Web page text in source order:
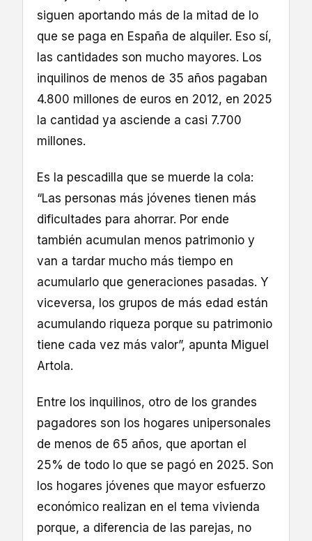
siguen aportando más de la mitad de lo
que se paga en España de alquiler. Eso sí,
las cantidades son mucho mayores. Los
inquilinos de menos de 35 años pagaban
4.800 millones de euros en 2012, en 2025
la cantidad ya asciende a casi 7.700
millones.
Es la pescadilla que se muerde la cola:
“Las personas más jóvenes tienen más
dificultades para ahorrar. Por ende
también acumulan menos patrimonio y
van a tardar mucho más tiempo en
acumularlo que generaciones pasadas. Y
viceversa, los grupos de más edad están
acumulando riqueza porque su patrimonio
tiene cada vez más valor”, apunta Miguel
Artola.
Entre los inquilinos, otro de los grandes
pagadores son los hogares unipersonales
de menos de 65 años, que aportan el
25% de todo lo que se pagó en 2025. Son
los hogares jóvenes que mayor esfuerzo
económico realizan en el tema vivienda
porque, a diferencia de las parejas, no